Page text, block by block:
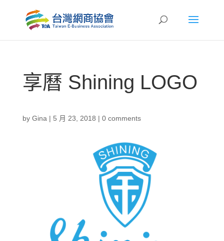
享曆 Shining LOGO
by Gina | 5 月 23, 2018 | 0 comments